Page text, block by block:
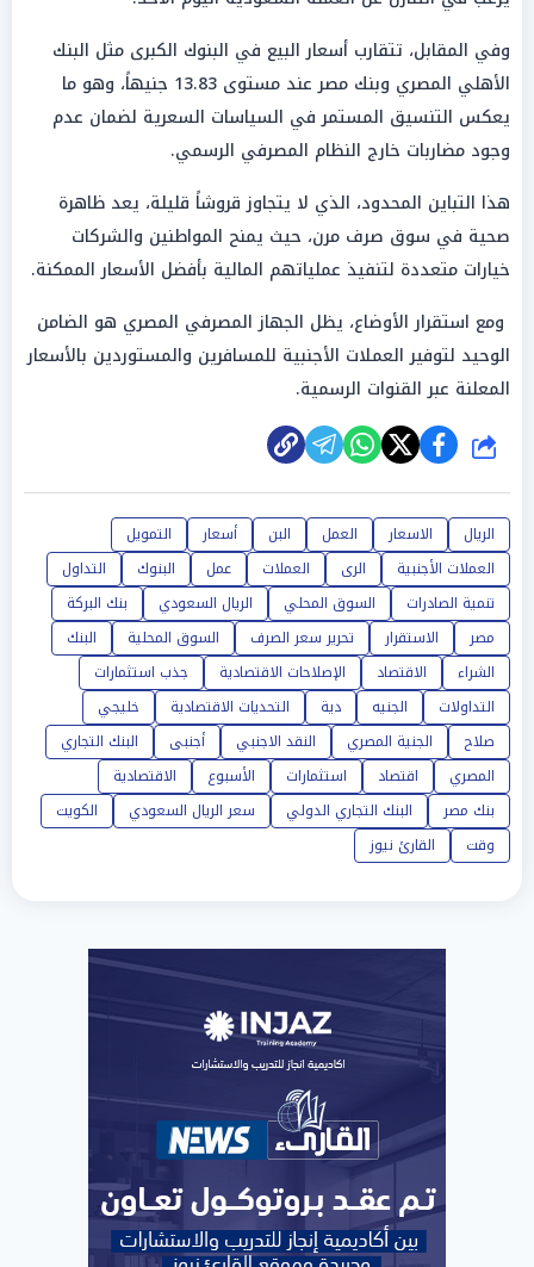
وفي المقابل، تتقارب أسعار البيع في البنوك الكبرى مثل البنك
الأهلي المصري وبنك مصر عند مستوى 13.83 جنيهاً، وهو ما
يعكس التنسيق المستمر في السياسات السعرية لضمان عدم
وجود مضاربات خارج النظام المصرفي الرسمي.
هذا التباين المحدود، الذي لا يتجاوز قروشاً قليلة، يعد ظاهرة
صحية في سوق صرف مرن، حيث يمنح المواطنين والشركات
خيارات متعددة لتنفيذ عملياتهم المالية بأفضل الأسعار الممكنة.
ومع استقرار الأوضاع، يظل الجهاز المصرفي المصري هو الضامن
الوحيد لتوفير العملات الأجنبية للمسافرين والمستوردين بالأسعار
المعلنة عبر القنوات الرسمية.
شارك
الريال الاسعار العمل البن أسعار
التمويل
العملات الأجنبية
الرى العملات عمل البنوك
التداول
تنمية الصادرات
السوق المحلي الريال السعودي
بنك البركة
مصر
الاستقرار تحرير سعر الصرف السوق المحلية
البنك
الشراء
الاقتصاد الإصلاحات الاقتصادية
جذب استثمارات
التداولات
الجنيه دية التحديات الاقتصادية
خليجي
صلاح
الجنية المصري النقد الاجنبي أجنبى
البنك التجاري
المصري
اقتصاد استثمارات الأسبوع
الاقتصادية
بنك مصر
البنك التجاري الدولي سعر الريال السعودي
الكويت
وقت
القارئ نيوز